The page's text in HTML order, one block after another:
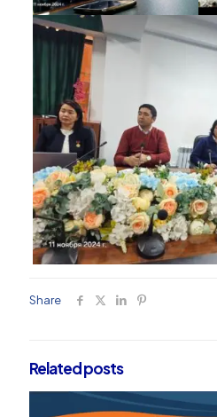
Share
Related posts